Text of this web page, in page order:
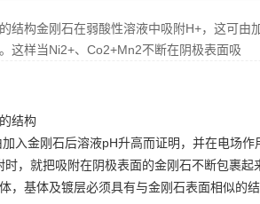
结构金刚石在弱酸性溶液中吸附H+，这可由
这样当Ni2+、Co2+Mn2不断在阴极表面吸
结构
入金刚石后溶液pH升高而证明，并在电场
，就把吸附在阴极表面的金刚石不断包裹起
，基体及镀层必须具有与金刚石表面相似的结